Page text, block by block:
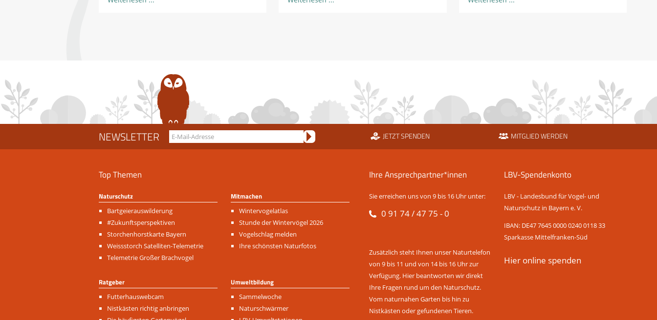
NEWSLETTER JETZT SPENDEN MITGLIED WERDEN
Top Themen
Naturschutz
Navigation
überspringen
Bartgeierauswilderung
#Zukunftsperspektiven
Storchenhorstkarte Bayern
Weissstorch Satelliten-Telemetrie
Telemetrie Großer Brachvogel
Mitmachen
Navigation
überspringen
Wintervogelatlas
Stunde der Wintervögel 2026
Vogelschlag melden
Ihre schönsten Naturfotos
Ratgeber
Navigation
überspringen
Futterhauswebcam
Nistkästen richtig anbringen
Umweltbildung
Navigation
überspringen
Sammelwoche
Naturschwärmer
Ihre Ansprechpartner*innen
Sie erreichen uns von 9 bis 16 Uhr unter:
0 91 74 / 47 75 - 0
Zusätzlich steht Ihnen unser Naturtelefon
von 9 bis 11 und von 14 bis 16 Uhr zur
Verfügung. Hier beantworten wir direkt
Ihre Fragen rund um den Naturschutz.
Vom naturnahen Garten bis hin zu
Nistkästen oder gefundenen Tieren.
LBV-Spendenkonto
LBV - Landesbund für Vogel- und
Naturschutz in Bayern e. V.
IBAN: DE47 7645 0000 0240 0118 33
Sparkasse Mittelfranken-Süd
Hier online spenden